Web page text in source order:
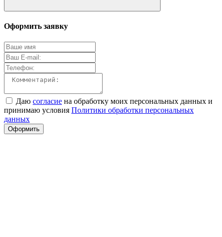
Оформить заявку
Даю согласие на обработку моих персональных данных и
принимаю условия Политики обработки персональных
данных
Оформить